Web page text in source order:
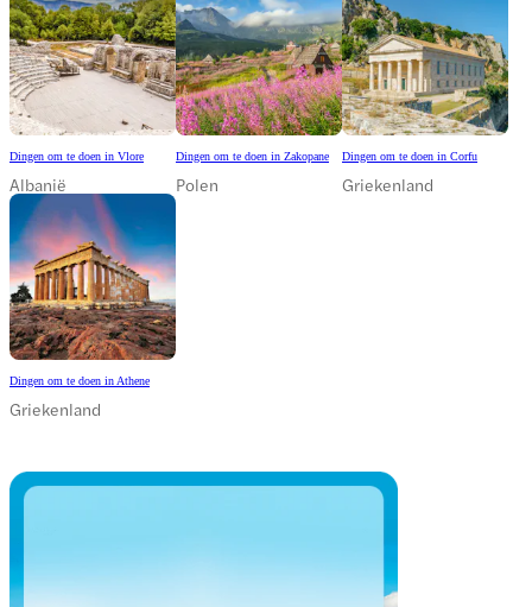
Dingen om te doen in Vlore
Albanië
Dingen om te doen in Zakopane
Polen
Dingen om te doen in Corfu
Griekenland
Dingen om te doen in Athene
Griekenland